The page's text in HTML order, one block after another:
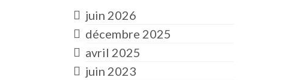
juin 2026
décembre 2025
avril 2025
juin 2023